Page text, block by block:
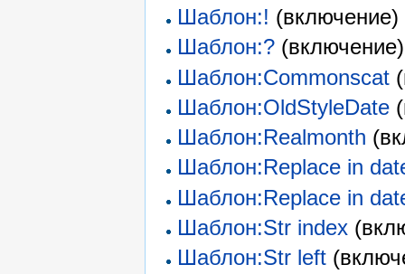
Шаблон:!
Шаблон:?
Шаблон:Commonscat
Шаблон:OldStyleDate
Шаблон:Realmonth
Шаблон:Replace in
Шаблон:Replace in
Шаблон:Str index
Шаблон:Str left